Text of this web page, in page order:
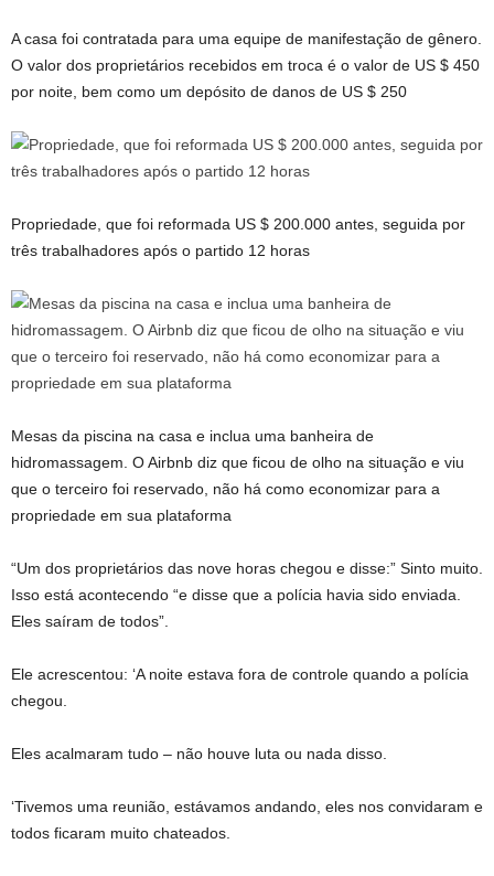
A casa foi contratada para uma equipe de manifestação de gênero.
O valor dos proprietários recebidos em troca é o valor de US $ 450
por noite, bem como um depósito de danos de US $ 250
Propriedade, que foi reformada US $ 200.000 antes, seguida por
três trabalhadores após o partido 12 horas
Mesas da piscina na casa e inclua uma banheira de
hidromassagem. O Airbnb diz que ficou de olho na situação e viu
que o terceiro foi reservado, não há como economizar para a
propriedade em sua plataforma
“Um dos proprietários das nove horas chegou e disse:” Sinto muito.
Isso está acontecendo “e disse que a polícia havia sido enviada.
Eles saíram de todos”.
Ele acrescentou: ‘A noite estava fora de controle quando a polícia
chegou.
Eles acalmaram tudo – não houve luta ou nada disso.
‘Tivemos uma reunião, estávamos andando, eles nos convidaram e
todos ficaram muito chateados.